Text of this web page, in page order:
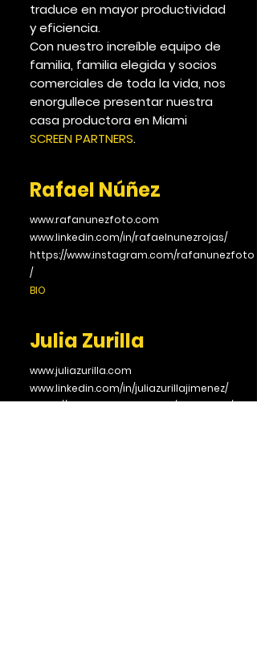
traduce en mayor productividad
y eficiencia.
Con nuestro increíble equipo de
familia, familia elegida y socios
comerciales de toda la vida, nos
enorgullece presentar nuestra
casa productora en Miami
SCREEN PARTNERS.
Rafael Núñez
www.rafanunezfoto.com
www.linkedin.com/in/rafaelnunezrojas/
https://www.instagram.com/rafanunezfoto
/
BIO
Julia Zurilla
www.juliazurilla.com
www.linkedin.com/in/juliazurillajimenez/
https://www.instagram.com/juliazurillaj/